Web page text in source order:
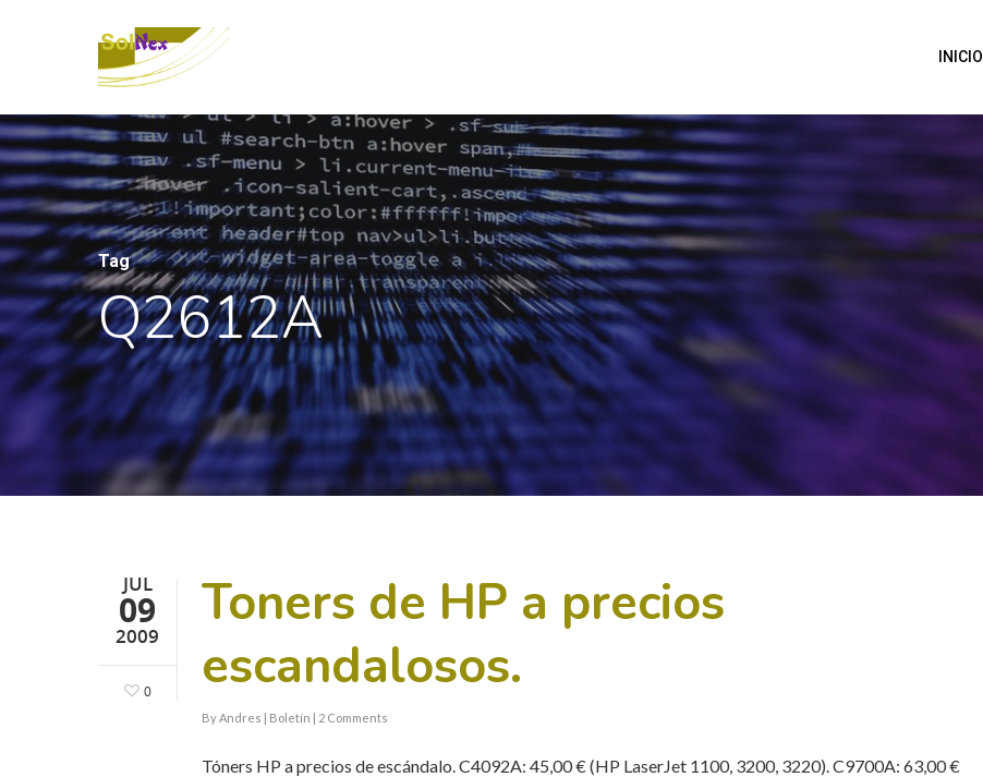
INICIO
Tag
Q2612A
JUL
09
2009
0
Toners de HP a precios
escandalosos.
By Andres | Boletín | 2 Comments
Tóners HP a precios de escándalo. C4092A: 45,00 € (HP LaserJet 1100, 3200, 3220). C9700A: 63,00 €